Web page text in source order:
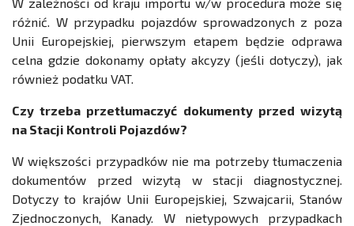
różnić. W przypadku pojazdów sprowadzonych z poza
Unii Europejskiej, pierwszym etapem będzie odprawa
celna gdzie dokonamy opłaty akcyzy (jeśli dotyczy), jak
również podatku VAT.
Czy trzeba przetłumaczyć dokumenty przed wizytą
na Stacji Kontroli Pojazdów?
W większości przypadków nie ma potrzeby tłumaczenia
dokumentów przed wizytą w stacji diagnostycznej.
Dotyczy to krajów Unii Europejskiej, Szwajcarii, Stanów
Zjednoczonych, Kanady. W nietypowych przypadkach